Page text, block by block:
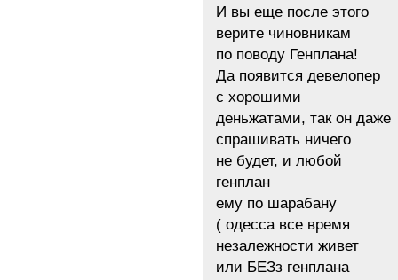
И вы еще после этого
верите чиновникам
по поводу Генплана!
Да появится девелопер
с хорошими
деньжатами, так он даже
спрашивать ничего
не будет, и любой
генплан
ему по шарабану
( одесса все время
незалежности живет
или БЕЗз генплана